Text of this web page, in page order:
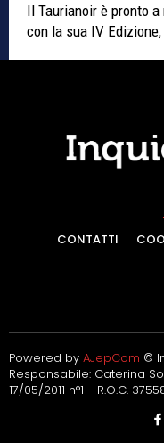
Il Taurianoir è pronto
con la sua IV
CONTATTI
Powered by AJepCom ©
Responsabile: Caterina
17/05/2011 n°1 - R.O.C.